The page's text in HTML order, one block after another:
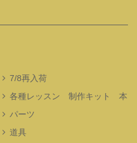
7/8再入荷
各種レッスン 制作キット 本
パーツ
道具